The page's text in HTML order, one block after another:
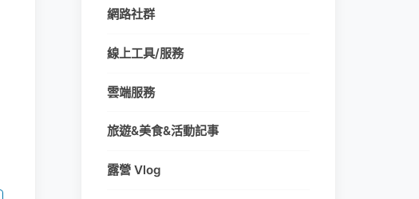
網路社群
線上工具/服務
雲端服務
旅遊&美食&活動記事
露營 Vlog